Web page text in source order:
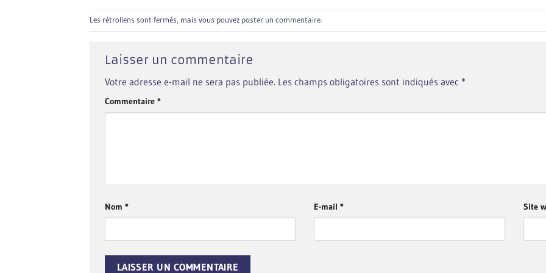
Les rétroliens sont fermés, mais vous pouvez poster un commentaire.
Laisser un commentaire
Votre adresse e-mail ne sera pas publiée. Les champs obligatoires sont indiqués avec *
Commentaire *
Nom * E-mail* Site